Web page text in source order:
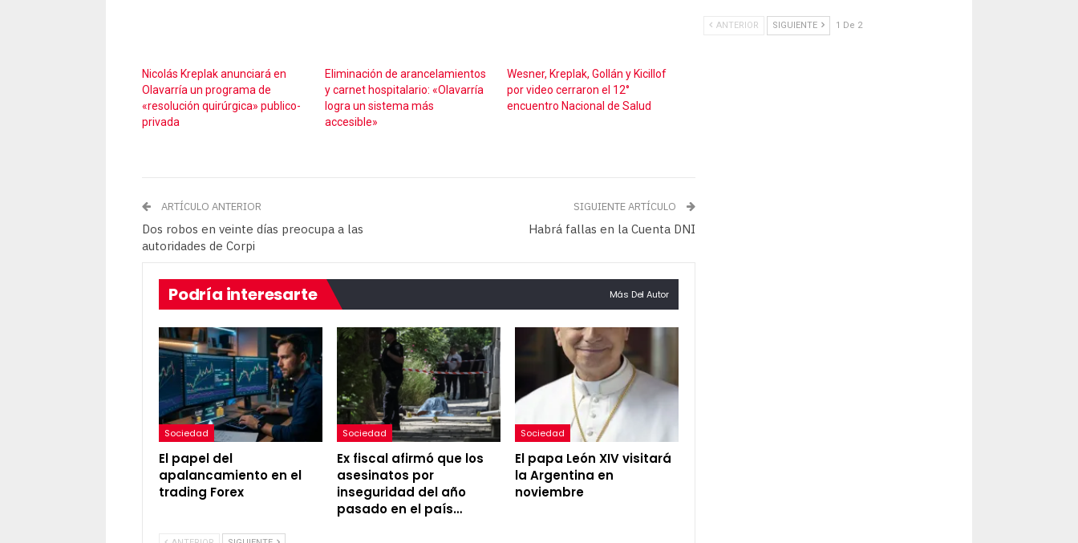
Nicolás Kreplak anunciará en
Olavarría un programa de
«resolución quirúrgica» publico-
privada
Eliminación de arancelamientos
y carnet hospitalario: «Olavarría
logra un sistema más
accesible»
Wesner, Kreplak, Gollán y Kicillof
por video cerraron el 12°
encuentro Nacional de Salud
ARTÍCULO ANTERIOR
Dos robos en veinte días preocupa a las
autoridades de Corpi
SIGUIENTE ARTÍCULO
Habrá fallas en la Cuenta DNI
Podría interesarte Más Del Autor
Sociedad
El papel del
apalancamiento en el
trading Forex
Sociedad
Ex fiscal afirmó que los
asesinatos por
inseguridad del año
pasado en el país…
Sociedad
El papa León XIV visitará
la Argentina en
noviembre
ANTERIOR SIGUIENTE 1 De 2